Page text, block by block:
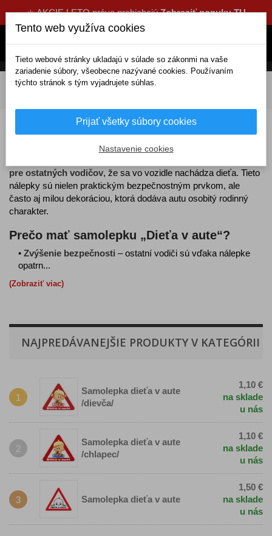
☀️ AKCIE LETO práve prebiehajúZobraziť ponuku TU
DOMOV Tuning a dekorácie
Dieťa v aute
pre ostatných vodičov, že sa vo vozidle nachádza dieťa. Tieto
nálepky sú nielen praktickým bezpečnostným prvkom, ale
často aj milou dekoráciou, ktorá dodáva autu osobitý rodinný
charakter.
Prečo mať samolepku „Dieťa v aute“?
• Zvýšenie bezpečnosti – ostatní vodiči sú vďaka nálepke
opatrn...
(Zobraziť viac)
NAJPREDÁVANEJŠIE PRODUKTY V KATEGÓRII
1
Samolepka dieťa v aute
/dievča/
1,10 €
na sklade
u nás
2
Samolepka dieťa v aute
/chlapec/
1,10 €
na sklade
u nás
3 Samolepka dieťa v aute
1,50 €
na sklade
u nás
Tento web využíva cookies
Tieto webové stránky ukladajú v súlade so zákonmi na vaše
zariadenie súbory, všeobecne nazývané cookies. Používaním
týchto stránok s tým vyjadrujete súhlas.
Prijať všetky súbory cookies
Nastavenie cookies